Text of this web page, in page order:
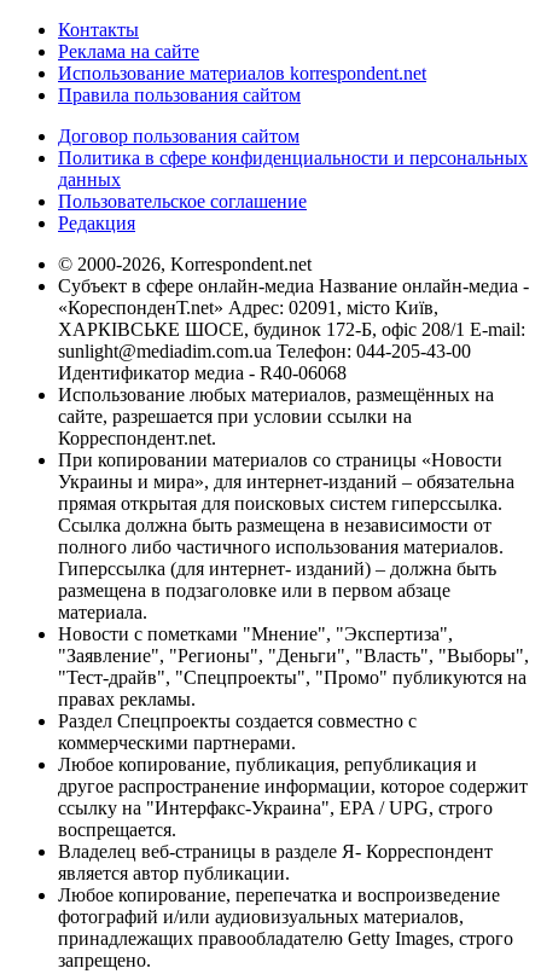
Контакты
Реклама на сайте
Использование материалов korrespondent.net
Правила пользования сайтом
Договор пользования сайтом
Политика в сфере конфиденциальности и персональных
данных
Пользовательское соглашение
Редакция
© 2000-2026, Korrespondent.net
Субъект в сфере онлайн-медиа Название онлайн-медиа -
«КореспонденТ.net» Адрес: 02091, місто Київ,
ХАРКІВСЬКЕ ШОСЕ, будинок 172-Б, офіс 208/1 E-mail:
sunlight@mediadim.com.ua Телефон: 044-205-43-00
Идентификатор медиа - R40-06068
Использование любых материалов, размещённых на
сайте, разрешается при условии ссылки на
Корреспондент.net.
При копировании материалов со страницы «Новости
Украины и мира», для интернет-изданий – обязательна
прямая открытая для поисковых систем гиперссылка.
Ссылка должна быть размещена в независимости от
полного либо частичного использования материалов.
Гиперссылка (для интернет- изданий) – должна быть
размещена в подзаголовке или в первом абзаце
материала.
Новости с пометками "Мнение", "Экспертиза",
"Заявление", "Регионы", "Деньги", "Власть", "Выборы",
"Тест-драйв", "Спецпроекты", "Промо" публикуются на
правах рекламы.
Раздел Спецпроекты создается совместно с
коммерческими партнерами.
Любое копирование, публикация, републикация и
другое распространение информации, которое содержит
ссылку на "Интерфакс-Украина", EPA / UPG, строго
воспрещается.
Владелец веб-страницы в разделе Я- Корреспондент
является автор публикации.
Любое копирование, перепечатка и воспроизведение
фотографий и/или аудиовизуальных материалов,
принадлежащих правообладателю Getty Images, строго
запрещено.